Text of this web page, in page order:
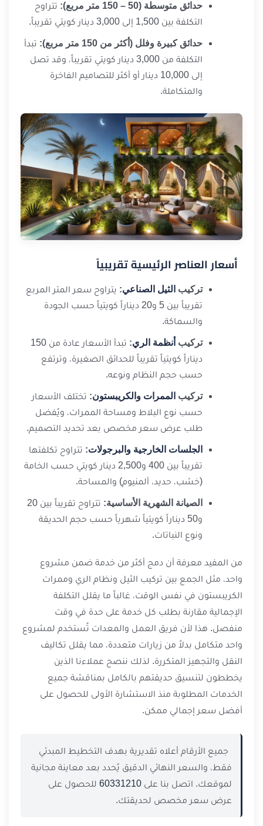
حدائق متوسطة (50 – 150 متر مربع):
تتراوح
التكلفة بين 1,500 إلى 3,000 دينار كويتي تقريباً.
حدائق كبيرة وفلل (أكثر من 150 متر مربع):
تبدأ
التكلفة من 3,000 دينار كويتي تقريباً، وقد تصل
إلى 10,000 دينار أو أكثر للتصاميم الفاخرة
والمتكاملة.
أسعار العناصر الرئيسية تقريبياً
تركيب الثيل الصناعي: يتراوح سعر المتر المربع
تقريباً بين 5 و20 ديناراً كويتياً حسب الجودة
والسماكة.
تركيب أنظمة الري:
تبدأ الأسعار عادة من 150
ديناراً كويتياً تقريباً للحدائق الصغيرة، وترتفع
حسب حجم النظام ونوعه.
تركيب الممرات والكريبستون: تختلف الأسعار
حسب نوع البلاط ومساحة الممرات، ويُفضل
طلب عرض سعر مخصص بعد تحديد التصميم.
الجلسات الخارجية والبرجولات: تتراوح تكلفتها
تقريباً بين 400 و2,500 دينار كويتي حسب الخامة
(خشب، حديد، ألمنيوم) والمساحة.
الصيانة الشهرية الأساسية:
تتراوح تقريباً بين 20
و50 ديناراً كويتياً شهرياً حسب حجم الحديقة
ونوع النباتات.
من المفيد معرفة أن دمج أكثر من خدمة ضمن مشروع
واحد، مثل الجمع بين تركيب الثيل ونظام الري وممرات
الكريبستون في نفس الوقت، غالباً ما يقلل التكلفة
الإجمالية مقارنة بطلب كل خدمة على حدة في وقت
منفصل. هذا لأن فريق العمل والمعدات تُستخدم لمشروع
واحد متكامل بدلاً من زيارات متعددة، مما يقلل تكاليف
النقل والتجهيز المتكررة. لذلك ننصح عملاءنا الذين
يخططون لتنسيق حديقتهم بالكامل بمناقشة جميع
الخدمات المطلوبة منذ الاستشارة الأولى للحصول على
أفضل سعر إجمالي ممكن.
جميع الأرقام أعلاه تقديرية بهدف التخطيط المبدئي
فقط، والسعر النهائي الدقيق يُحدد بعد معاينة مجانية
لموقعك. اتصل بنا على 60331210 للحصول على
عرض سعر مخصص لحديقتك.